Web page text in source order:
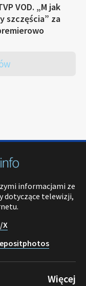
VOD. „M jak
szczęścia” za
informacjami ze
dotyczące telewizji,
Więcej